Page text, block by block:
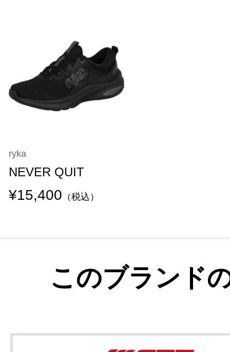
ryka
NEVER QUIT
¥15,400 （税込）
このブランド